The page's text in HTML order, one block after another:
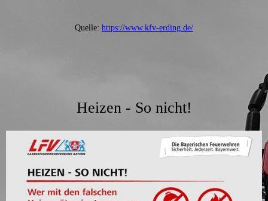
Quelle: https://www.kfv-erding.de/
Heizen - So nicht!